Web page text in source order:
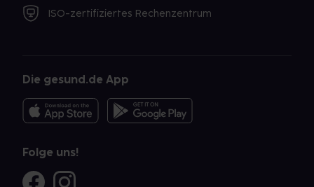
ISO-zertifiziertes Rechenzentrum
Die gesund.de App
Folge uns!